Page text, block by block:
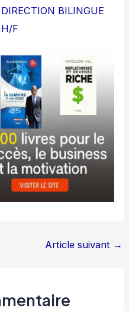
DIRECTION BILINGUE
H/F
Article suivant →